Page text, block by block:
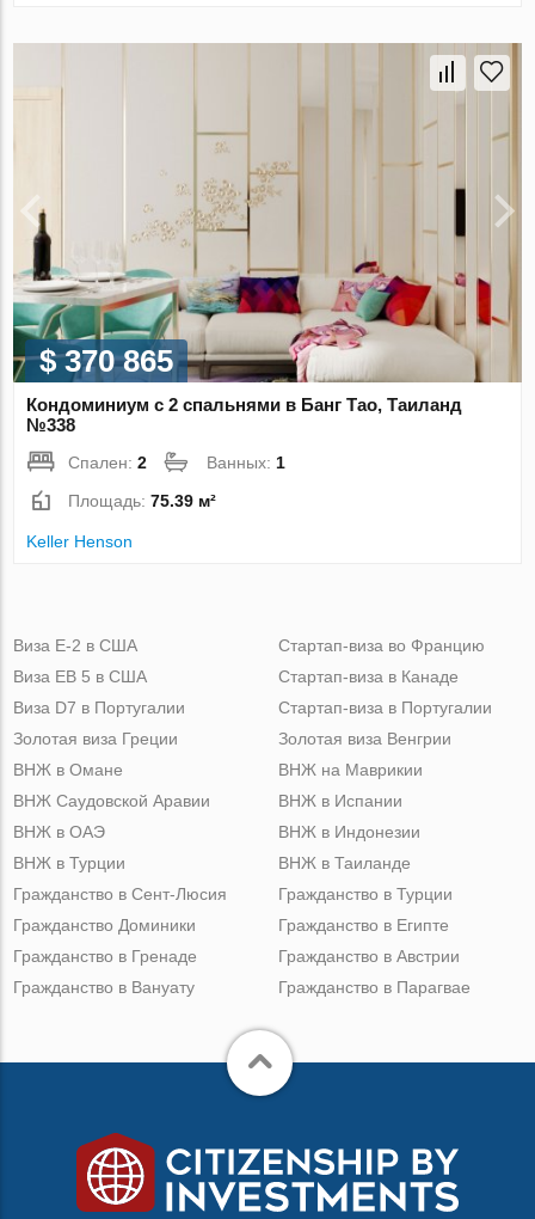
$ 370 865
Кондоминиум с 2 спальнями в Банг Тао, Таиланд
№338
Спален:2 Ванных: 1
Площадь:75.39 м²
Keller Henson
Виза Е-2 в США
Виза ЕВ 5 в США
Виза D7 в Португалии
Золотая виза Греции
Стартап-виза во Францию
Стартап-виза в Канаде
Стартап-виза в Португалии
Золотая виза Венгрии
ВНЖ в Омане
ВНЖ Саудовской Аравии
ВНЖ в ОАЭ
ВНЖ в Турции
ВНЖ на Маврикии
ВНЖ в Испании
ВНЖ в Индонезии
ВНЖ в Таиланде
Гражданство в Сент-Люсия
Гражданство Доминики
Гражданство в Гренаде
Гражданство в Вануату
Гражданство в Турции
Гражданство в Египте
Гражданство в Австрии
Гражданство в Парагвае